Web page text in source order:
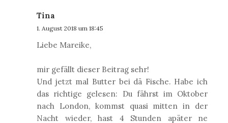
Tina
1. August 2018 um 18:45
Liebe Mareike,
mir gefällt dieser Beitrag sehr!
Und jetzt mal Butter bei dä Fische. Habe ich
das richtige gelesen: Du fährst im Oktober
nach London, kommst quasi mitten in der
Nacht wieder, hast 4 Stunden apäter ne